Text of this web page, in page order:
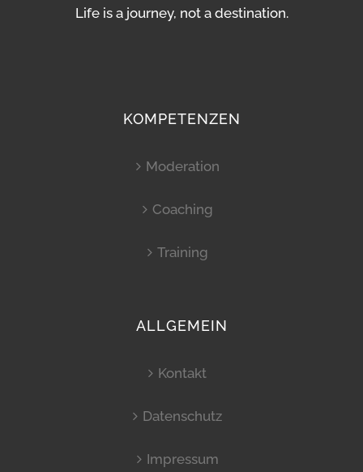
Life is a journey, not a destination.
KOMPETENZEN
Moderation
Coaching
Training
ALLGEMEIN
Kontakt
Datenschutz
Impressum